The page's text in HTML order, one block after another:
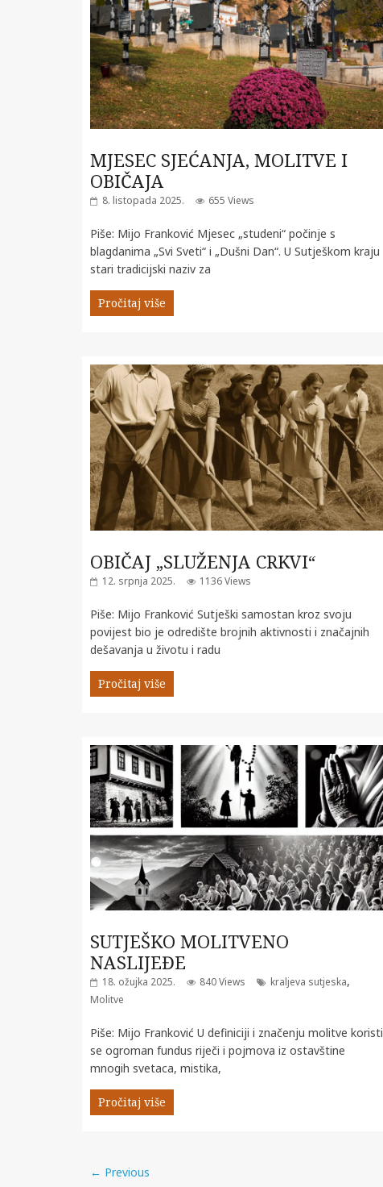
MJESEC SJEĆANJA, MOLITVE I
OBIČAJA
8. listopada 2025. 655 Views
Piše: Mijo Franković Mjesec „studeni“ počinje s
blagdanima „Svi Sveti“ i „Dušni Dan“. U Sutješkom kraju
stari tradicijski naziv za
Pročitaj više
OBIČAJ „SLUŽENJA CRKVI“
12. srpnja 2025. 1136 Views
Piše: Mijo Franković Sutješki samostan kroz svoju
povijest bio je odredište brojnih aktivnosti i značajnih
dešavanja u životu i radu
Pročitaj više
SUTJEŠKO MOLITVENO
NASLIJEĐE
18. ožujka 2025. 840 Views kraljeva sutjeska,
Molitve
Piše: Mijo Franković U definiciji i značenju molitve koristi
se ogroman fundus riječi i pojmova iz ostavštine
mnogih svetaca, mistika,
Pročitaj više
← Previous